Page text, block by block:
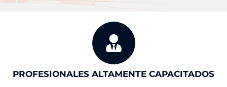
PROFESIONALES ALTAMENTE CAPACITADOS